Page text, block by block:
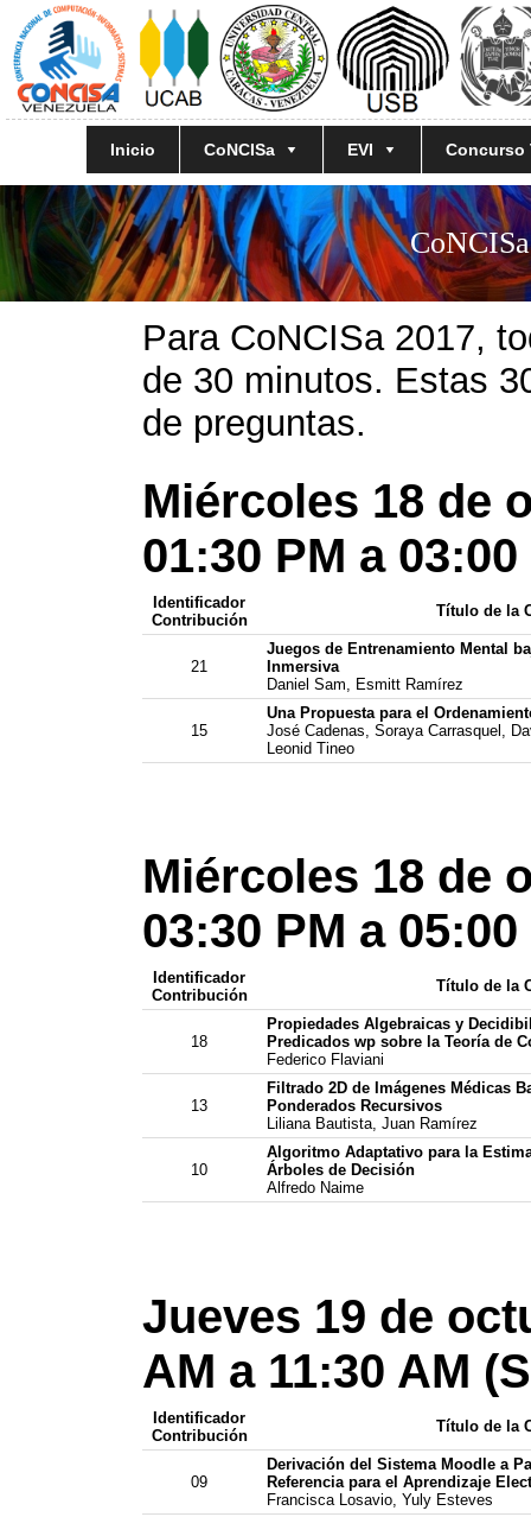
Inicio CoNCISa EVI Concurso
Para CoNCISa 2017,
de 30 minutos. Estas
de preguntas.
Miércoles 18 de
01:30 PM a
Identificador
Contribución
Título de la
21
Juegos de Entrenamiento Mental
Inmersiva
Daniel Sam, Esmitt Ramírez
15
Una Propuesta para el
José Cadenas, Soraya Carrasquel,
Leonid Tineo
Miércoles 18 de
03:30 PM a
Identificador
Contribución
Título de la
18
Propiedades Algebraicas y
Predicados wp sobre la Teoría de
Federico Flaviani
13
Filtrado 2D de Imágenes Médicas
Ponderados Recursivos
Liliana Bautista, Juan Ramírez
10
Algoritmo Adaptativo para la
Árboles de Decisión
Alfredo Naime
Jueves 19 de
AM a 11:30 AM
Identificador
Contribución
Título de la
09
Derivación del Sistema Moodle a
Referencia para el Aprendizaje
Francisca Losavio, Yuly Esteves